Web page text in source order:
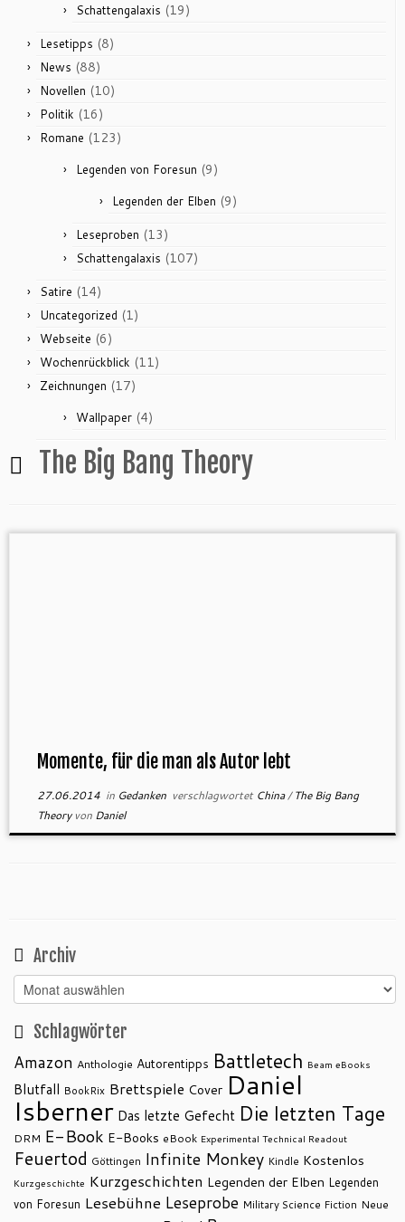
Schattengalaxis (19)
Lesetipps (8)
News (88)
Novellen (10)
Politik (16)
Romane (123)
Legenden von Foresun (9)
Legenden der Elben (9)
Leseproben (13)
Schattengalaxis (107)
Satire (14)
Uncategorized (1)
Webseite (6)
Wochenrückblick (11)
Zeichnungen (17)
Wallpaper (4)
The Big Bang Theory
Momente, für die man als Autor lebt
27.06.2014in Gedanken verschlagwortet China/The Big Bang
Theoryvon Daniel
Archiv
Archiv
Schlagwörter
Amazon Anthologie Autorentipps Battletech Beam eBooks
Blutfall BookRix Brettspiele Cover Daniel
Isberner Das letzte Gefecht Die letzten Tage
DRM E-Book E-Books eBook Experimental Technical Readout
Feuertod Göttingen Infinite Monkey Kindle Kostenlos
Kurzgeschichte Kurzgeschichten Legenden der Elben Legenden
von Foresun Lesebühne Leseprobe Military Science Fiction Neue